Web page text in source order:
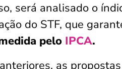
será analisado o
do STF, que
pelo IPCA.
as